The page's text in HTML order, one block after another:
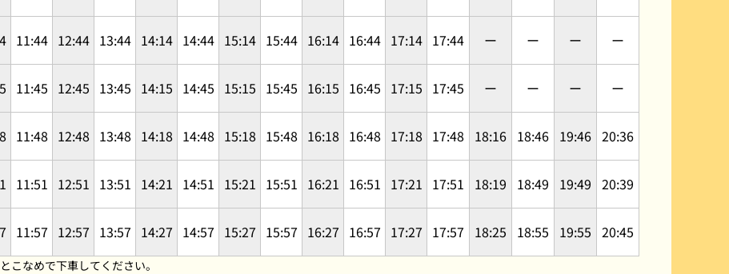
11:44 12:44 13:44 14:14 14:44 15:14 15:44 16:14 16:44 17:14 17:44 ー ー ー
ー
11:45 12:45 13:45 14:15 14:45 15:15 15:45 16:15 16:45 17:15 17:45 ー ー ー
ー
11:48 12:48 13:48 14:18 14:48 15:18 15:48 16:18 16:48 17:18 17:48 18:16 18:46 19:46 20:36
11:51 12:51 13:51 14:21 14:51 15:21 15:51 16:21 16:51 17:21 17:51 18:19 18:49 19:49 20:39
11:57 12:57 13:57 14:27 14:57 15:27 15:57 16:27 16:57 17:27 17:57 18:25 18:55 19:55 20:45
こなめで下車してください。